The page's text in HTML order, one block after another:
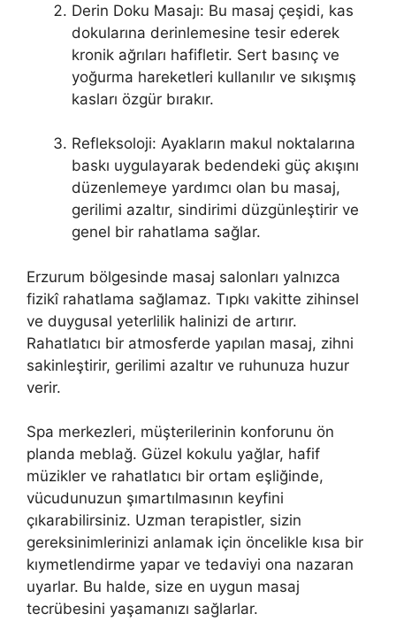
Derin Doku Masajı: Bu masaj çeşidi, kas
dokularına derinlemesine tesir ederek
kronik ağrıları hafifletir. Sert basınç ve
yoğurma hareketleri kullanılır ve sıkışmış
kasları özgür bırakır.
Refleksoloji: Ayakların makul noktalarına
baskı uygulayarak bedendeki güç akışını
düzenlemeye yardımcı olan bu masaj,
gerilimi azaltır, sindirimi düzgünleştirir ve
genel bir rahatlama sağlar.
Erzurum bölgesinde masaj salonları yalnızca
fizikî rahatlama sağlamaz. Tıpkı vakitte zihinsel
ve duygusal yeterlilik halinizi de artırır.
Rahatlatıcı bir atmosferde yapılan masaj, zihni
sakinleştirir, gerilimi azaltır ve ruhunuza huzur
verir.
Spa merkezleri, müşterilerinin konforunu ön
planda meblağ. Güzel kokulu yağlar, hafif
müzikler ve rahatlatıcı bir ortam eşliğinde,
vücudunuzun şımartılmasının keyfini
çıkarabilirsiniz. Uzman terapistler, sizin
gereksinimlerinizi anlamak için öncelikle kısa bir
kıymetlendirme yapar ve tedaviyi ona nazaran
uyarlar. Bu halde, size en uygun masaj
tecrübesini yaşamanızı sağlarlar.